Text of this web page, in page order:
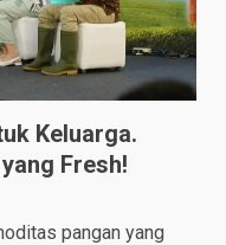
Keluarga.
Fresh!
pangan yang